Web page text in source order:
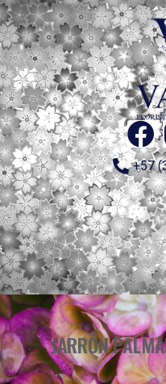
+57
JARRÓN